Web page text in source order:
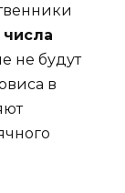
не будут
в